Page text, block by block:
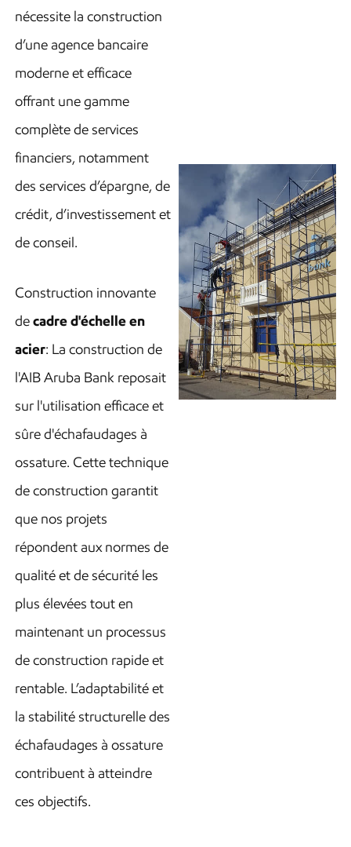
nécessite la construction
d’une agence bancaire
moderne et efficace
offrant une gamme
complète de services
financiers, notamment
des services d’épargne, de
crédit, d’investissement et
de conseil.
Construction innovante
decadre d'échelle en
acier: La construction de
l'AIB Aruba Bank reposait
sur l'utilisation efficace et
sûre d'échafaudages à
ossature. Cette technique
de construction garantit
que nos projets
répondent aux normes de
qualité et de sécurité les
plus élevées tout en
maintenant un processus
de construction rapide et
rentable. L’adaptabilité et
la stabilité structurelle des
échafaudages à ossature
contribuent à atteindre
ces objectifs.